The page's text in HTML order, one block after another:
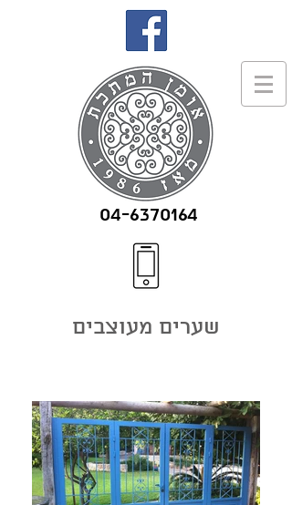
04-6370164
שערים מעוצבים